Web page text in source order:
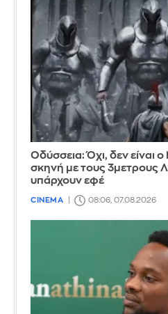
Οδύσσεια: Όχι, δεν είναι
σκηνή με τους 3μετρους
υπάρχουν εφέ
CINEMA 08:06, 07.08.2026